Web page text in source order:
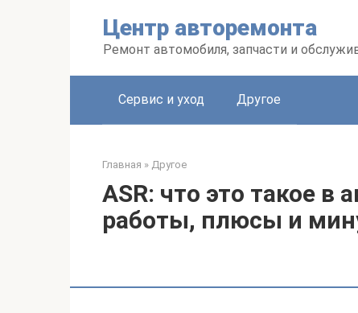
Центр авторемонта
Ремонт автомобиля, запчасти и
Сервис и уход Другое
Главная » Другое
ASR: что это такое в
работы, плюсы и